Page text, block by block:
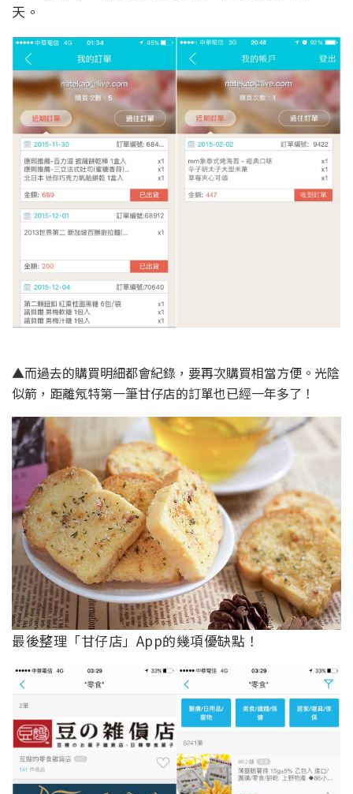
天。
▲而過去的購買明細都會紀錄，要再次購買相當方便。光陰
似箭，距離氖特第一筆甘仔店的訂單也已經一年多了！
最後整理「甘仔店」App的幾項優缺點！